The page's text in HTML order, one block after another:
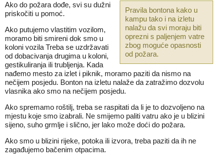
Pravila bontona kako u
kampu tako i na izletu
nalažu da svi moraju biti
oprezni s paljenjem vatre
zbog moguće opasnosti
od požara.
Ako do požara dođe, svi su dužni
priskočiti u pomoć.
Ako putujemo vlastitim vozilom,
moramo biti smireni dok smo u
koloni vozila Treba se uzdržavati
od dobacivanja drugima u koloni,
gestikuliranja ili trubljenja. Kada
nađemo mesto za izlet i piknik, moramo paziti da nismo na
nečijem posjedu. Bonton na izletu nalaže da zatražimo dozvolu
vlasnika ako smo na nečijem posjedu.
Ako spremamo roštilj, treba se raspitati da li je to dozvoljeno na
mjestu koje smo izabrali. Ne smijemo paliti vatru ako je u blizini
sijeno, suho grmlje i slično, jer lako može doći do požara.
Ako smo u blizini rijeke, potoka ili izvora, treba paziti da ih ne
zagađujemo bačenim otpacima.